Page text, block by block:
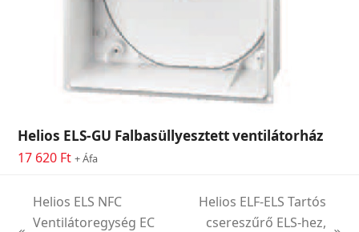
Helios ELS-GU Falbasüllyesztett ventilátorház
17 620 Ft + Áfa
Helios ELS NFC
Ventilátoregység EC
Helios ELF-ELS Tartós
csereszűrő ELS-hez,